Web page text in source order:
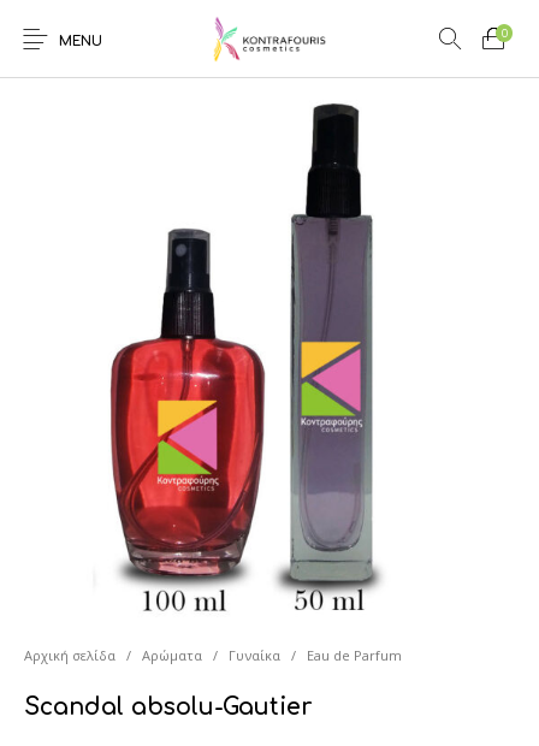
MENU
0
Αρχική σελίδα / Αρώματα / Γυναίκα / Eau de Parfum
Scandal absolu-Gautier